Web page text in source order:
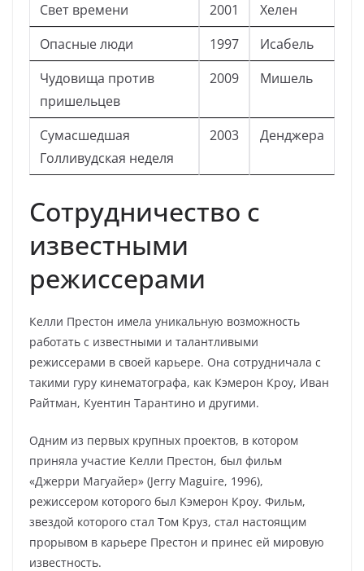
Свет времени
2001
Хелен
Опасные люди
1997
Исабель
Чудовища против
пришельцев
2009 Мишель
Сумасшедшая
Голливудская неделя
2003 Денджера
Сотрудничество с
известными
режиссерами
Келли Престон имела уникальную возможность
работать с известными и талантливыми
режиссерами в своей карьере. Она сотрудничала с
такими гуру кинематографа, как Кэмерон Кроу, Иван
Райтман, Куентин Тарантино и другими.
Одним из первых крупных проектов, в котором
приняла участие Келли Престон, был фильм
«Джерри Магуайер» (Jerry Maguire, 1996),
режиссером которого был Кэмерон Кроу. Фильм,
звездой которого стал Том Круз, стал настоящим
прорывом в карьере Престон и принес ей мировую
известность.